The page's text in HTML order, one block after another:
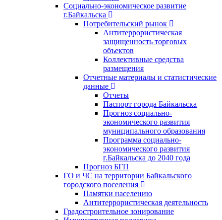
Социально-экономическое развитие
г.Байкальска
Потребительский рынок
Антитеррористическая
защищенность торговых
объектов
Коллективные средства
размещения
Отчетные материалы и статистические
данные
Отчеты
Паспорт города Байкальска
Прогноз социально-
экономического развития
муниципального образования
Программа социально-
экономического развития
г.Байкальска до 2040 года
Прогноз БГП
ГО и ЧС на территории Байкальского
городского поселения
Памятки населению
Антитеррористическая деятельность
Градостроительное зонирование